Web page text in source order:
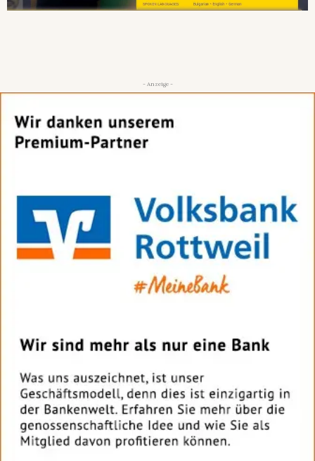
- Anzeige -